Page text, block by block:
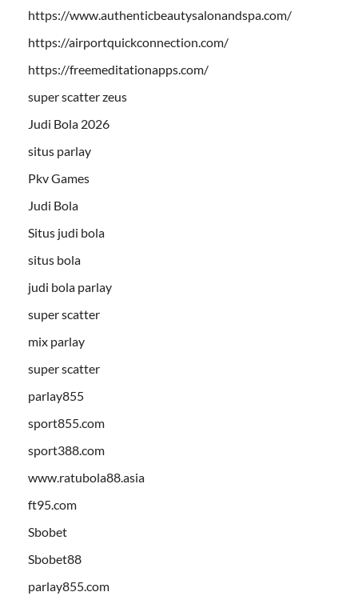
https://www.authenticbeautysalonandspa.com/
https://airportquickconnection.com/
https://freemeditationapps.com/
super scatter zeus
Judi Bola 2026
situs parlay
Pkv Games
Judi Bola
Situs judi bola
situs bola
judi bola parlay
super scatter
mix parlay
super scatter
parlay855
sport855.com
sport388.com
www.ratubola88.asia
ft95.com
Sbobet
Sbobet88
parlay855.com